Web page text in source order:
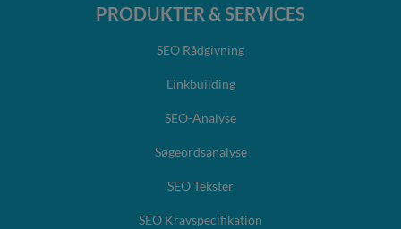
PRODUKTER & SERVICES
SEO Rådgivning
Linkbuilding
SEO-Analyse
Søgeordsanalyse
SEO Tekster
SEO Kravspecifikation